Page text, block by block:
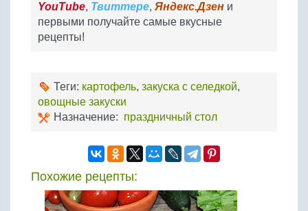
YouTube, Твиттере, Яндекс.Дзен и
первыми получайте самые вкусные
рецепты!
Теги: картофель, закуска с селедкой,
овощные закуски
Назначение: праздничный стол
Похожие рецепты: